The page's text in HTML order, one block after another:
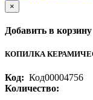
×
Добавить в корзину
КОПИЛКА
Код: Код00004756
Количество: